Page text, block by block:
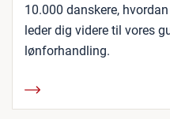
10.000 danskere,
leder dig videre til vores
lønforhandling.